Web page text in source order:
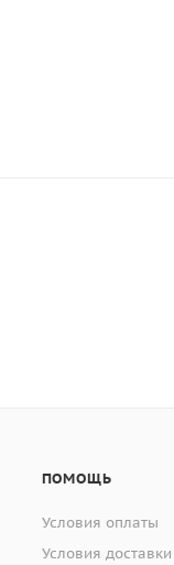
ПОМОЩЬ
Условия оплаты
Условия доставки